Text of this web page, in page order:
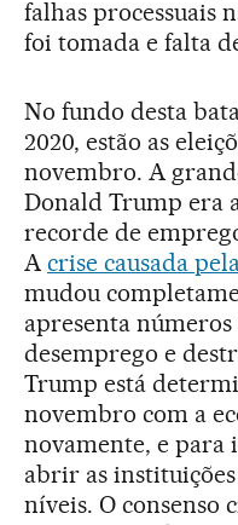
falhas processuais
foi tomada e falta
No fundo desta
2020, estão as
novembro. A
Donald Trump era
recorde de
Acrise causada
mudou
apresenta
desemprego e
Trump está
novembro com a
novamente, e para
abrir as
níveis. O consenso